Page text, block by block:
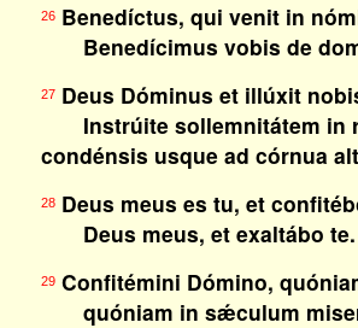
26Benedíctus, qui venit in
Benedícimus vobis de
27Deus Dóminus et illúxit
Instrúite sollemnitátem in
condénsis usque ad córnua
28Deus meus es tu, et
Deus meus, et exaltábo te.
29Confitémini Dómino,
quóniam in sǽculum